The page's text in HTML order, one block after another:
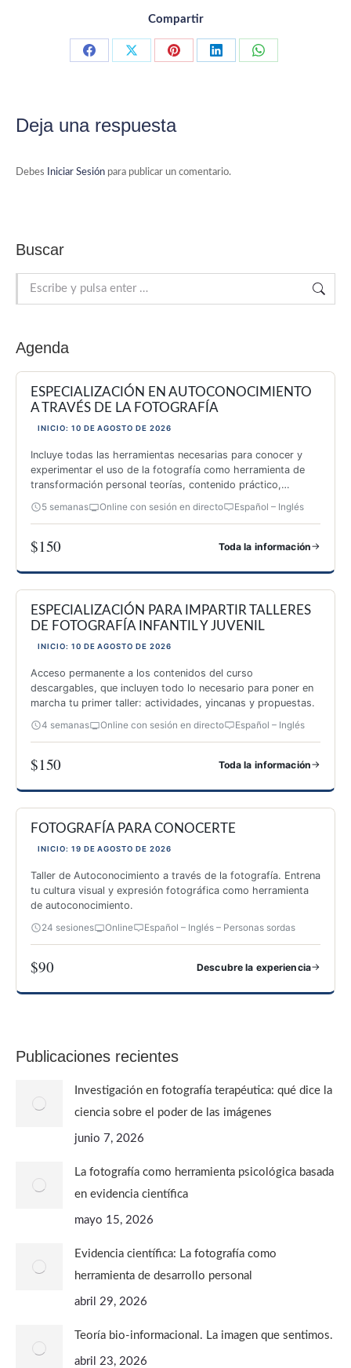
Compartir
Compartir con Facebook
Compartir con X
Compartir con Pinterest
Compartir con LinkedIn
Compartir con
Deja una respuesta
Debes Iniciar Sesión para publicar un comentario.
Buscar
Buscar:
Agenda
ESPECIALIZACIÓN EN AUTOCONOCIMIENTO
A TRAVÉS DE LA FOTOGRAFÍA
INICIO: 10 DE AGOSTO DE 2026
Incluye todas las herramientas necesarias para conocer y
experimentar el uso de la fotografía como herramienta de
transformación personal teorías, contenido práctico,
5 semanas Online con sesión en directo Español – Inglés
$150 Toda la información→
ESPECIALIZACIÓN PARA IMPARTIR TALLERES
DE FOTOGRAFÍA INFANTIL Y JUVENIL
INICIO: 10 DE AGOSTO DE 2026
Acceso permanente a los contenidos del curso
descargables, que incluyen todo lo necesario para poner en
marcha tu primer taller: actividades, yincanas y propuestas.
4 semanas Online con sesión en directo Español – Inglés
$150 Toda la información→
FOTOGRAFÍA PARA CONOCERTE
INICIO: 19 DE AGOSTO DE 2026
Taller de Autoconocimiento a través de la fotografía. Entrena
tu cultura visual y expresión fotográfica como herramienta
de autoconocimiento.
24 sesiones Online Español – Inglés – Personas sordas
$90 Descubre la experiencia→
Publicaciones recientes
Investigación en fotografía terapéutica: qué dice la
ciencia sobre el poder de las imágenes
junio 7, 2026
La fotografía como herramienta psicológica basada
en evidencia científica
mayo 15, 2026
Evidencia científica: La fotografía como
herramienta de desarrollo personal
abril 29, 2026
Teoría bio-informacional. La imagen que sentimos.
abril 23, 2026